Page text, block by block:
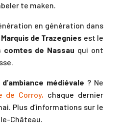
te maken.
en génération dans
Marquis de Trazegnies est le
comtes de Nassau qui ont
d’ambiance médiévale ? Ne
de Corroy, chaque dernier
Plus d’informations sur le
Château.